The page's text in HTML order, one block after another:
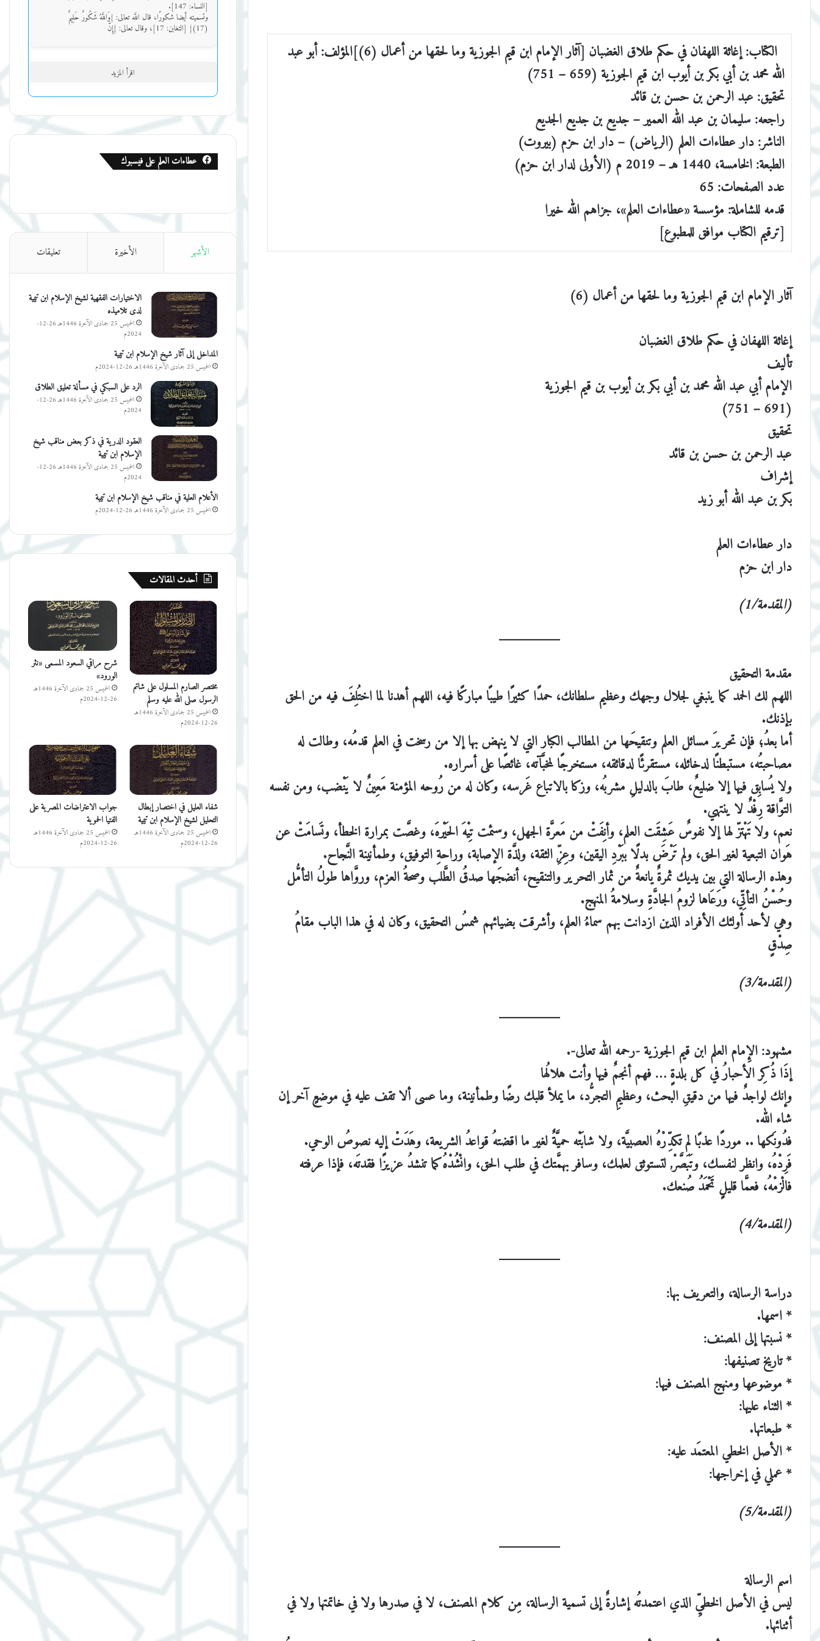
الكتاب: إغاثة اللهفان في حكم طلاق الغضبان [آثار الإمام ابن قيم الجوزية وما لحقها من أعمال (6)]المؤلف: أبو عبد
الله محمد بن أبي بكر بن أيوب ابن قيم الجوزية (659 – 751)
تحقيق: عبد الرحمن بن حسن بن قائد
راجعه: سليمان بن عبد الله العمير – جديع بن جديع الجديع
الناشر: دار عطاءات العلم (الرياض) – دار ابن حزم (بيروت)
الطبعة: الخامسة، 1440 هـ – 2019 م (الأولى لدار ابن حزم)
عدد الصفحات: 65
قدمه للشاملة: مؤسسة «عطاءات العلم»، جزاهم الله خيرا
[ترقيم الكتاب موافق للمطبوع]
آثار الإمام ابن قيم الجوزية وما لحقها من أعمال (6)
إغاثة اللهفان في حكم طلاق الغضبان
تأليف
الإمام أبي عبد الله محمد بن أبي بكر بن أيوب بن قيم الجوزية
(691 – 751)
تحقيق
عبد الرحمن بن حسن بن قائد
إشراف
بكر بن عبد الله أبو زيد
دار عطاءات العلم
دار ابن حزم
(المقدمة/1)
مقدمة التحقيق
اللهم لك الحمد كما ينبغي لجلال وجهك وعظيم سلطانك، حمدًا كثيرًا طيبًا مباركًا فيه، اللهم أهدنا لما اختُلِفَ فيه من الحق
بإذنك.
أما بعدُ؛ فإن تحريرَ مسائل العلم وتنقيحَها من المطالب الكبار التي لا ينهض بها إلا من رسخت في العلم قدمُه، وطالت له
مصاحبتُه، مستبطنًا لدخائله، مستقرئًا لدقائقه، مستخرجًا لمخبَّآته، غائصًا على أسراره.
ولا يُسابِق فيها إلا ضليعٌ، طابَ بالدليلِ مشربُه، وزكا بالاتباع غَرسه، وكان له من رُوحه المؤمنة مَعِينٌ لا يَنْضب، ومن نفسه
التوَّاقة رِفْدٌ لا ينتهي.
نعم، ولا تَهْتزّ لها إلا نفوسٌ عَشِقَت العلم، وأنِفَتْ من مَعرَّة الجهل، وسئمت تِيْهَ الحَيْرهَ، وغصَّت بمرارة الخطأ، وتَسامَتْ عن
هَوان التبعية لغير الحق، ولم تَرْضَ بدلًا ببَرْدِ اليقين، وعِزِّ الثقة، ولذَّة الإصابة، وراحةِ التوفيق، وطمأنينة النَّجاح.
وهذه الرسالة التي بين يديك ثمرةٌ يانعةٌ من ثمار التحرير والتنقيح، أنضجَها صدقُ الطَّلب وصحةُ العزم، وروَّاها طولُ التأمُّل
وحُسْنُ التأتِّي، ورَعَاها لزومُ الجادَّةِ وسلامةُ المنهج.
وهي لأحد أولئك الأفراد الذين ازدانت بهم سماءُ العلم، وأشرقت بضيائهم شمسُ التحقيق، وكان له في هذا الباب مقامُ
صِدْقٍ
(المقدمة/3)
مشهود: الإِمام العلم ابن قيم الجوزية -رحمه الله تعالى-.
إذَا ذُكِر الأحبارُ في كل بلدةٍ … فهم أنجمٌ فيها وأنت هلالُها
وإنك لواجدٌ فيها من دقيقِ البحث، وعظيمِ التجرُّد، ما يملأ قلبك رضًا وطمأنينة، وما عسى ألا تقف عليه في موضعٍ آخر إن
شاء الله.
فدُونَكها .. موردًا عذبًا لم تكدِّرْهُ العصبيَّة، ولا شابَتْه حميَّةٌ لغير ما اقضتهُ قواعدُ الشريعة، وهَدَتْ إليه نصوصُ الوحي.
فَرِدْهُ، وانظر لنفسك، وتَبَصَّرْ, لتستوثق لعلمك، وسافر بهمَّتك في طلب الحق، وانْشُدْهُ كما تنشدُ عزيزًا فقدتَه، فإذا عرفته
فالْزمْهُ، فعمَّا قليلٍ تَحْمَدُ صُنعك.
(المقدمة/4)
دراسة الرسالة، والتعريف بها:
* اسمها.
* نسبتها إلى المصنف:
* تاريخ تصنيفها:
* موضوعها ومنهج المصنف فيها:
* الثناء عليها:
* طبعاتها.
* الأصل الخطي المعتمَد عليه:
* عملي في إخراجها:
(المقدمة/5)
اسم الرسالة
ليس في الأصل الخطيِّ الذي اعتمدتُه إشارةٌ إلى تسمية الرسالة، مِن كلام المصنف، لا في صدرها ولا في خاتمتها ولا في
أثنائها.
[النساء: 147].
وتسميته أيضا شكورًا، قال اللَّه تعالى: {وَاللَّهُ شَكُورٌ حَلِيمٌ
(17)} [التغابن: 17]، وقال تعالى: {إِنَّ
اقرأ المزيد
عطاءات العلم على فيسبوك
الأشهر الأخيرة تعليقات
الاختيارات الفقهية لشيخ الإسلام ابن تيمية
لدى تلاميذه
الخميس 25 جمادى الآخرة 1446هـ 26-12-
2024م
المداخل إلى آثار شيخ الإسلام ابن تيمية
الخميس 25 جمادى الآخرة 1446هـ 26-12-2024م
الرد على السبكي في مسألة تعليق الطلاق
الخميس 25 جمادى الآخرة 1446هـ 26-12-
2024م
العقود الدرية في ذكر بعض مناقب شيخ
الإسلام ابن تيمية
الخميس 25 جمادى الآخرة 1446هـ 26-12-
2024م
الأعلام العلية في مناقب شيخ الإسلام ابن تيمية
الخميس 25 جمادى الآخرة 1446هـ 26-12-2024م
أحدث المقالات
مختصر الصارم المسلول على شاتم
الرسول صلى الله عليه وسلم
الخميس 25 جمادى الآخرة 1446هـ
26-12-2024م
شرح مراقي السعود المسمى «نثر
الورود»
الخميس 25 جمادى الآخرة 1446هـ
26-12-2024م
شفاء العليل في اختصار إبطال
التحليل لشيخ الإسلام ابن تيمية
الخميس 25 جمادى الآخرة 1446هـ
26-12-2024م
جواب الاعتراضات المصرية على
الفتيا الحموية
الخميس 25 جمادى الآخرة 1446هـ
26-12-2024م